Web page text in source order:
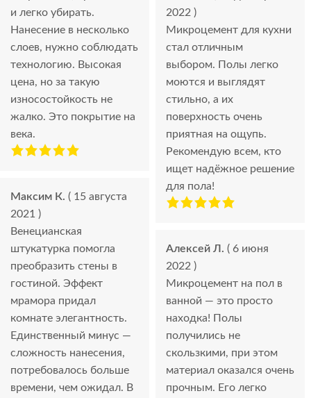
и легко убирать.
Нанесение в несколько
слоев, нужно соблюдать
технологию. Высокая
цена, но за такую
износостойкость не
жалко. Это покрытие на
века.
Максим К. ( 15 августа
2021 )
Венецианская
штукатурка помогла
преобразить стены в
гостиной. Эффект
мрамора придал
комнате элегантность.
Единственный минус —
сложность нанесения,
потребовалось больше
времени, чем ожидал. В
2022 )
Микроцемент для кухни
стал отличным
выбором. Полы легко
моются и выглядят
стильно, а их
поверхность очень
приятная на ощупь.
Рекомендую всем, кто
ищет надёжное решение
для пола!
Алексей Л. ( 6 июня
2022 )
Микроцемент на пол в
ванной — это просто
находка! Полы
получились не
скользкими, при этом
материал оказался очень
прочным. Его легко